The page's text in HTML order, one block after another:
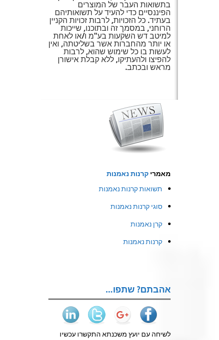
בתשואות העבר של המוצרים
הפיננסיים כדי להעיד על תשואותיהם
בעתיד. כל הזכויות, לרבות זכויות הקניין
הרוחני, במסמך זה ובתוכנו, שייכות
למיטב דש השקעות בע"מ ו/או לאחת
או יותר מהחברות אשר בשליטתה, ואין
לעשות בו כל שימוש שהוא, לרבות
להפיצו ולהעתיקו, ללא קבלת אישורן
מראש ובכתב.
מאמרי קרנות נאמנות
תשואות קרנות נאמנות
סוגי קרנות נאמנות
קרן נאמנות
קרנות נאמנות
אהבתם? שתפו…
לשיחה עם יועץ משכנתא התקשרו עכשיו